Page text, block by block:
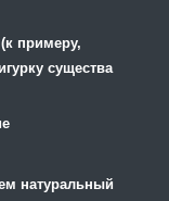
примеру,
существа
натуральный